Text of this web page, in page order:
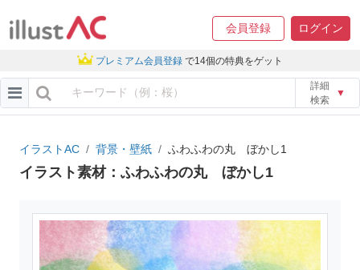
会員登録 ログイン
プレミアム会員登録 で14個の特典をゲット
詳細
検索
▼
イラストAC 背景・壁紙 ふわふわの丸 ぼかし1
イラスト素材：ふわふわの丸 ぼかし1